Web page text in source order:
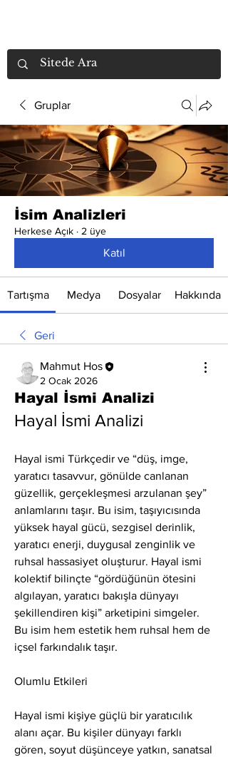
Gruplar
İsim Analizleri
Herkese Açık · 2 üye
Katıl
Tartışma Medya Dosyalar Hakkında
Geri
Mahmut Hos
2 Ocak 2026
Hayal İsmi Analizi
Hayal İsmi Analizi
Hayal ismi Türkçedir ve “düş, imge,
yaratıcı tasavvur, gönülde canlanan
güzellik, gerçekleşmesi arzulanan şey”
anlamlarını taşır. Bu isim, taşıyıcısında
yüksek hayal gücü, sezgisel derinlik,
yaratıcı enerji, duygusal zenginlik ve
ruhsal hassasiyet oluşturur. Hayal ismi
kolektif bilinçte “gördüğünün ötesini
algılayan, yaratıcı bakışla dünyayı
şekillendiren kişi” arketipini simgeler.
Bu isim hem estetik hem ruhsal hem de
içsel farkındalık taşır.
Olumlu Etkileri
Hayal ismi kişiye güçlü bir yaratıcılık
alanı açar. Bu kişiler dünyayı farklı
gören, soyut düşünceye yatkın, sanatsal